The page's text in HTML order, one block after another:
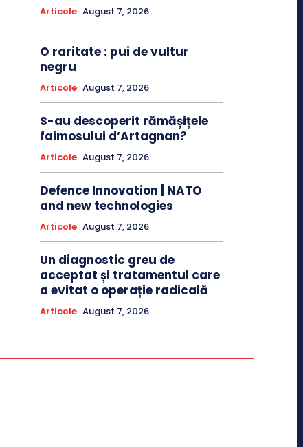
Articole August 7, 2026
O raritate : pui de vultur
negru
Articole August 7, 2026
S-au descoperit rămășițele
faimosului d’Artagnan?
Articole August 7, 2026
Defence Innovation | NATO
and new technologies
Articole August 7, 2026
Un diagnostic greu de
acceptat și tratamentul care
a evitat o operație radicală
Articole August 7, 2026